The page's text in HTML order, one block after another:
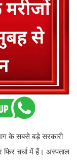
के सबसे बड़े सरकारी
फिर चर्चा में हैं। अस्पताल